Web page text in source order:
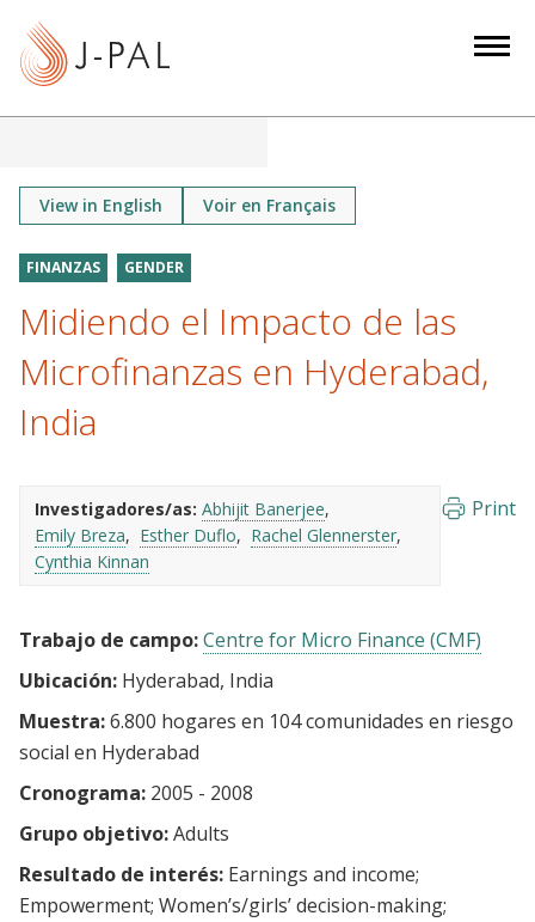
View in English Voir en Français
FINANZAS GENDER
Midiendo el Impacto de las
Microfinanzas en Hyderabad,
India
Investigadores/as: Abhijit Banerjee
Emily Breza
Esther Duflo
Rachel Glennerster
Cynthia Kinnan
Print
Trabajo de campo:Centre for Micro Finance (CMF)
Ubicación: Hyderabad, India
Muestra:6.800 hogares en 104 comunidades en riesgo
social en Hyderabad
Cronograma: 2005 - 2008
Grupo objetivo:Adults
Resultado de interés: Earnings and income
Empowerment Women’s/girls’ decision-making